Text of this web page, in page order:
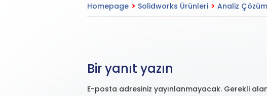
Homepage > Solidworks Ürünleri > Analiz
Bir yanıt yazın
E-posta adresiniz yayınlanmayacak. Gerekli